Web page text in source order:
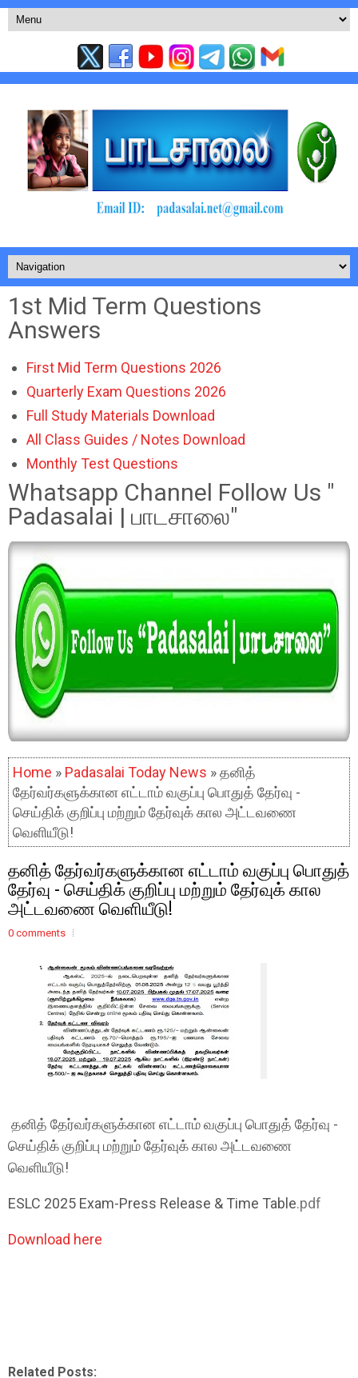
1st Mid Term Questions
Answers
First Mid Term Questions 2026
Quarterly Exam Questions 2026
Full Study Materials Download
All Class Guides / Notes Download
Monthly Test Questions
Whatsapp Channel Follow Us "
Padasalai | பாடசாலை"
Home » Padasalai Today News » தனித்
தேர்வர்களுக்கான எட்டாம் வகுப்பு பொதுத் தேர்வு -
செய்திக் குறிப்பு மற்றும் தேர்வுக் கால அட்டவணை
வெளியீடு!
தனித் தேர்வர்களுக்கான எட்டாம் வகுப்பு பொதுத்
தேர்வு - செய்திக் குறிப்பு மற்றும் தேர்வுக் கால
அட்டவணை வெளியீடு!
0 comments
தனித் தேர்வர்களுக்கான எட்டாம் வகுப்பு பொதுத் தேர்வு -
செய்திக் குறிப்பு மற்றும் தேர்வுக் கால அட்டவணை
வெளியீடு!
ESLC 2025 Exam-Press Release & Time Table.pdf
Download here
Related Posts: